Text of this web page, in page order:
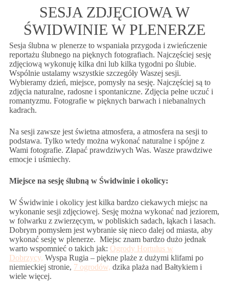
SESJA ZDJĘCIOWA W
ŚWIDWINIE W PLENERZE
Sesja ślubna w plenerze to wspaniała przygoda i zwieńczenie
reportażu ślubnego na pięknych fotografiach. Najczęściej sesję
zdjęciową wykonuję kilka dni lub kilka tygodni po ślubie.
Wspólnie ustalamy wszystkie szczegóły Waszej sesji.
Wybieramy dzień, miejsce, pomysły na sesję. Najczęściej są to
zdjęcia naturalne, radosne i spontaniczne. Zdjęcia pełne uczuć i
romantyzmu. Fotografie w pięknych barwach i niebanalnych
kadrach.
Na sesji zawsze jest świetna atmosfera, a atmosfera na sesji to
podstawa. Tylko wtedy można wykonać naturalne i spójne z
Wami fotografie. Złapać prawdziwych Was. Wasze prawdziwe
emocje i uśmiechy.
Miejsce na sesję ślubną w Świdwinie i okolicy:
W Świdwinie i okolicy jest kilka bardzo ciekawych miejsc na
wykonanie sesji zdjęciowej. Sesję można wykonać nad jeziorem,
w folwarku z zwierzęcym, w pobliskich sadach, łąkach i lasach.
Dobrym pomysłem jest wybranie się nieco dalej od miasta, aby
wykonać sesję w plenerze. Miejsc znam bardzo dużo jednak
warto wspomnieć o takich jak: Ogrody Hortulus w
Dobrzycy, Wyspa Rugia – piękne plaże z dużymi klifami po
niemieckiej stronie, 7 ogrodów, dzika plaża nad Bałtykiem i
wiele więcej.